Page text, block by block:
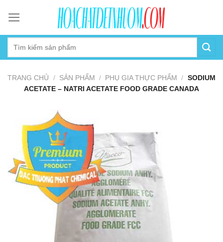
content
TRANG CHỦ / SẢN PHẨM / PHỤ GIA THỰC PHẨM / SODIUM
ACETATE – NATRI ACETATE FOOD GRADE CANADA